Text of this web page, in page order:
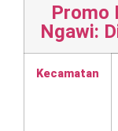
Promo
Ngawi:
Kecamatan